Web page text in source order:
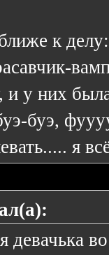
к
и у них
буэ,
я
девачька